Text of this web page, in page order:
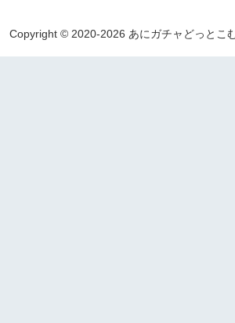
Copyright © 2020-2026 あにガチャどっとこ